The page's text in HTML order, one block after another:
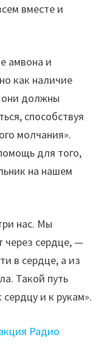
вместе и
амвона и
как наличие
они должны
способствуя
молчания».
для того,
на нашем
нас. Мы
через сердце, —
в сердце, а из
Такой путь
и к рукам».
Радио